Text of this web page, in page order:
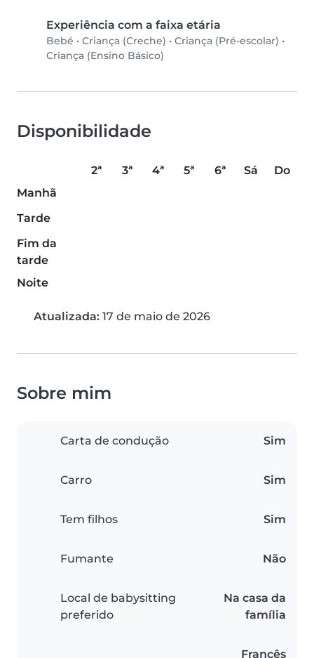
Experiência com a faixa etária
Bebé • Criança (Creche) • Criança (Pré-escolar) •
Criança (Ensino Básico)
Disponibilidade
2ª 3ª 4ª 5ª 6ª Sá
Do
Manhã
Tarde
Fim da
tarde
Noite
Atualizada: 17 de maio de 2026
Sobre mim
Carta de condução Sim
Carro Sim
Tem filhos Sim
Fumante Não
Local de babysitting
preferido
Na casa da
família
Francês